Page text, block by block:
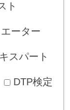
ト
ーター
スパート
DTP検定